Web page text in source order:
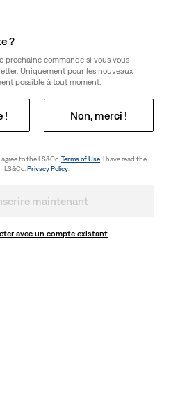
?
prochaine commande si vous vous
Uniquement pour les nouveaux
possible à tout moment.
! Non, merci !
to the LS&Co. Terms of Use. I have read the
LS&Co. Privacy Policy.
maintenant
avec un compte existant